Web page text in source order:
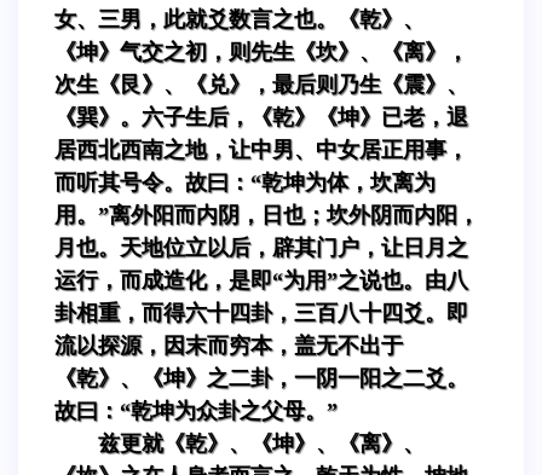
女、三男，此就爻数言之也。《乾》、
《坤》气交之初，则先生《坎》、《离》，
次生《艮》、《兑》，最后则乃生《震》、
《巽》。六子生后，《乾》《坤》已老，退
居西北西南之地，让中男、中女居正用事，
而听其号令。故曰：“乾坤为体，坎离为
用。”离外阳而内阴，日也；坎外阴而内阳，
月也。天地位立以后，辟其门户，让日月之
运行，而成造化，是即“为用”之说也。由八
卦相重，而得六十四卦，三百八十四爻。即
流以探源，因末而穷本，盖无不出于
《乾》、《坤》之二卦，一阴一阳之二爻。
故曰：“乾坤为众卦之父母。”
兹更就《乾》、《坤》、《离》、